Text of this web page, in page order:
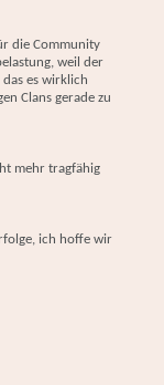
die Community
weil der
es wirklich
Clans gerade zu
mehr tragfähig
ich hoffe wir